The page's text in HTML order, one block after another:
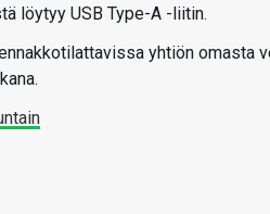
löytyy USB Type-A -liitin.
yhtiön omasta